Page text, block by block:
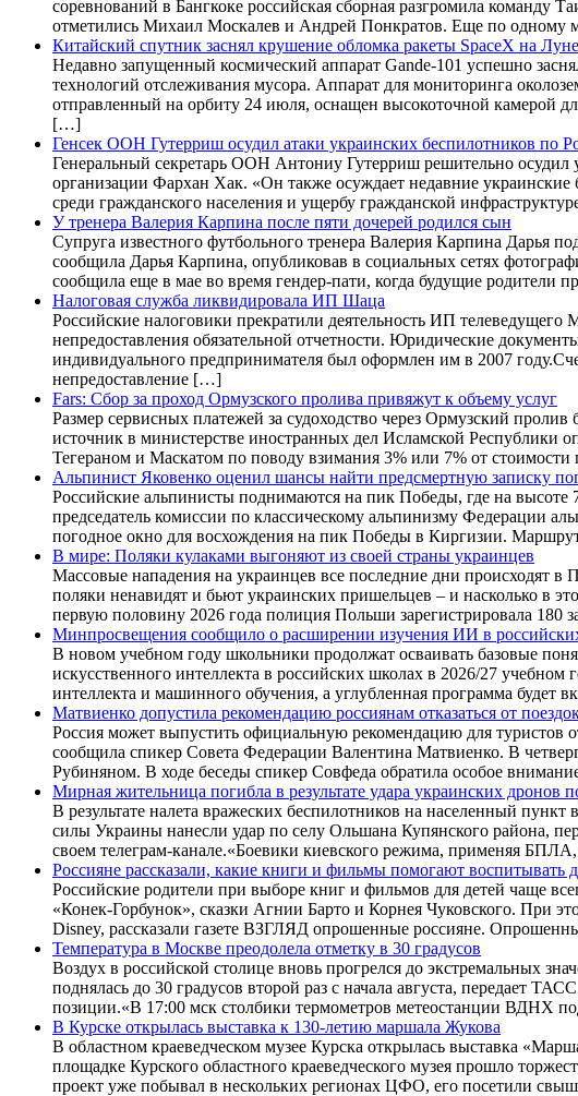
соревнований в Бангкоке российская сборная разгромила команду
отметились Михаил Москалев и Андрей Понкратов. Еще по одному
Китайский спутник заснял крушение обломка ракеты SpaceX на Луне
Недавно запущенный космический аппарат Gande-101 успешно
технологий отслеживания мусора. Аппарат для мониторинга
отправленный на орбиту 24 июля, оснащен высокоточной камерой
[…]
Генсек ООН Гутерриш осудил атаки украинских беспилотников по
Генеральный секретарь ООН Антониу Гутерриш решительно осудил
организации Фархан Хак. «Он также осуждает недавние
среди гражданского населения и ущербу гражданской
У тренера Валерия Карпина после пяти дочерей родился сын
Супруга известного футбольного тренера Валерия Карпина Дарья
сообщила Дарья Карпина, опубликовав в социальных сетях
сообщила еще в мае во время гендер-пати, когда будущие
Налоговая служба ликвидировала ИП Шаца
Российские налоговики прекратили деятельность ИП
непредоставления обязательной отчетности. Юридические
индивидуального предпринимателя был оформлен им в 2007
непредоставление […]
Fars: Сбор за проход Ормузского пролива привяжут к объему услуг
Размер сервисных платежей за судоходство через Ормузский
источник в министерстве иностранных дел Исламской Республики
Тегераном и Маскатом по поводу взимания 3% или 7% от
Альпинист Яковенко оценил шансы найти предсмертную записку
Российские альпинисты поднимаются на пик Победы, где на высоте
председатель комиссии по классическому альпинизму Федерации
погодное окно для восхождения на пик Победы в Киргизии.
В мире: Поляки кулаками выгоняют из своей страны украинцев
Массовые нападения на украинцев все последние дни происходят
поляки ненавидят и бьют украинских пришельцев – и насколько в
первую половину 2026 года полиция Польши зарегистрировала 180
Минпросвещения сообщило о расширении изучения ИИ в
В новом учебном году школьники продолжат осваивать базовые
искусственного интеллекта в российских школах в 2026/27
интеллекта и машинного обучения, а углубленная программа будет
Матвиенко допустила рекомендацию россиянам отказаться от
Россия может выпустить официальную рекомендацию для туристов
сообщила спикер Совета Федерации Валентина Матвиенко. В
Рубиняном. В ходе беседы спикер Совфеда обратила особое
Мирная жительница погибла в результате удара украинских дронов
В результате налета вражеских беспилотников на населенный
силы Украины нанесли удар по селу Ольшана Купянского района,
своем телеграм-канале.«Боевики киевского режима, применяя
Россияне рассказали, какие книги и фильмы помогают воспитывать
Российские родители при выборе книг и фильмов для детей чаще
«Конек-Горбунок», сказки Агнии Барто и Корнея Чуковского. При
Disney, рассказали газете ВЗГЛЯД опрошенные россияне.
Температура в Москве преодолела отметку в 30 градусов
Воздух в российской столице вновь прогрелся до экстремальных
поднялась до 30 градусов второй раз с начала августа, передает
позиции.«В 17:00 мск столбики термометров метеостанции ВДНХ
В Курске открылась выставка к 130-летию маршала Жукова
В областном краеведческом музее Курска открылась выставка
площадке Курского областного краеведческого музея прошло
проект уже побывал в нескольких регионах ЦФО, его посетили